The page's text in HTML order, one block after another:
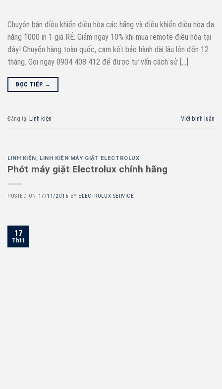
Chuyên bán điều khiển điều hòa các hãng và điều khiển điều hòa đa
năng 1000 in 1 giá RẺ. Giảm ngay 10% khi mua remote điều hòa tại
đây! Chuyển hàng toàn quốc, cam kết bảo hành dài lâu lên đến 12
tháng. Gọi ngay 0904 408 412 để được tư vấn cách sử […]
ĐỌC TIẾP →
Đăng tại Linh kiện Viết bình luận
LINH KIỆN LINH KIỆN MÁY GIẶT ELECTROLUX
Phớt máy giặt Electrolux chính hãng
POSTED ON 17/11/2016 BY ELECTROLUX SERVICE
17
Th11